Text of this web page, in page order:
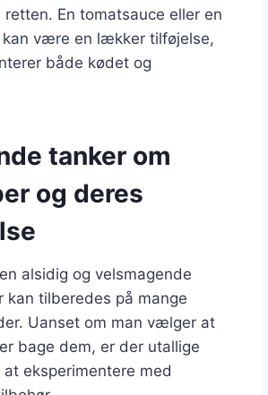
En tomatsauce eller en
kan være en lækker tilføjelse,
både kødet og
tanker om
og deres
alsidig og velsmagende
kan tilberedes på mange
Uanset om man vælger at
bage dem, er der utallige
eksperimentere med